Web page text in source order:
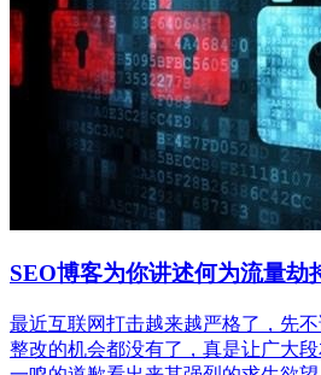
SEO博客为你讲述何为流量劫
最近互联网打击越来越严格了，先
整改的机会都没有了，真是让广大